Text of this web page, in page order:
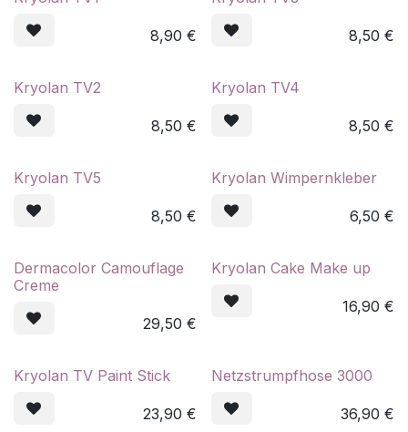
8,90 € 8,50 €
Kryolan TV2
8,50 €
Kryolan TV4
8,50 €
Kryolan TV5
8,50 €
Kryolan Wimpernkleber
6,50 €
Dermacolor Camouflage
Creme
29,50 €
Kryolan Cake Make up
16,90 €
Kryolan TV Paint Stick
23,90 €
Netzstrumpfhose 3000
36,90 €